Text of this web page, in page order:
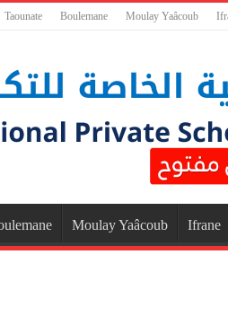
Taounate Boulemane Moulay Yaâcoub
Moulay Yaâcoub Ifrane